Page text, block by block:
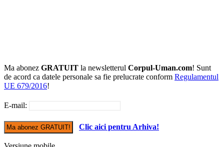
Ma abonez GRATUIT la newsletterul Corpul-Uman.com! Sunt
de acord ca datele personale sa fie prelucrate conform Regulamentul
UE 679/2016!
E-mail:
Clic aici pentru Arhiva!